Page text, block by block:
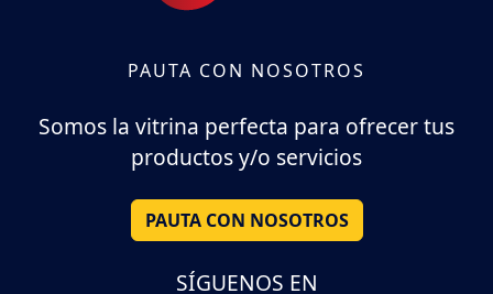
PAUTA CON NOSOTROS
Somos la vitrina perfecta para ofrecer tus
productos y/o servicios
PAUTA CON NOSOTROS
SÍGUENOS EN